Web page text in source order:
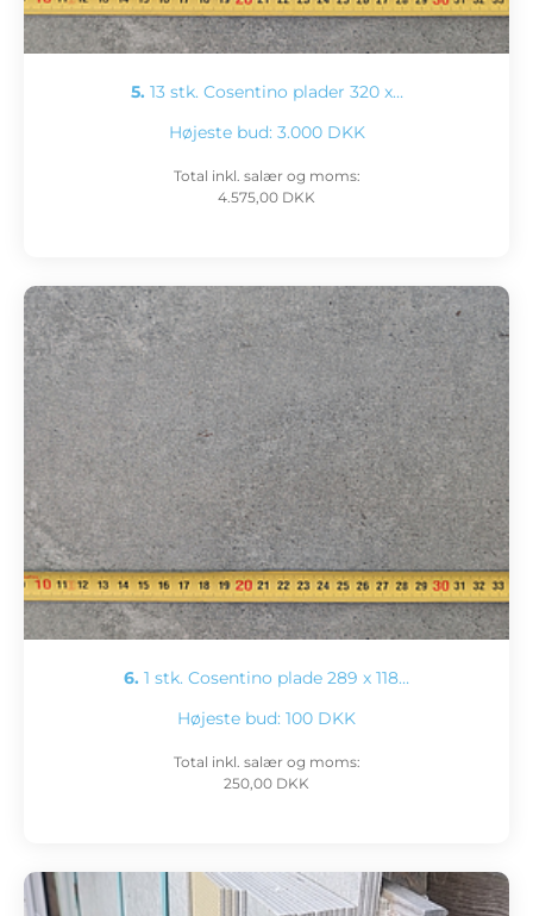
5. 13 stk. Cosentino plader 320 x…
Højeste bud: 3.000 DKK
Total inkl. salær og moms:
4.575,00 DKK
6. 1 stk. Cosentino plade 289 x 118…
Højeste bud: 100 DKK
Total inkl. salær og moms:
250,00 DKK